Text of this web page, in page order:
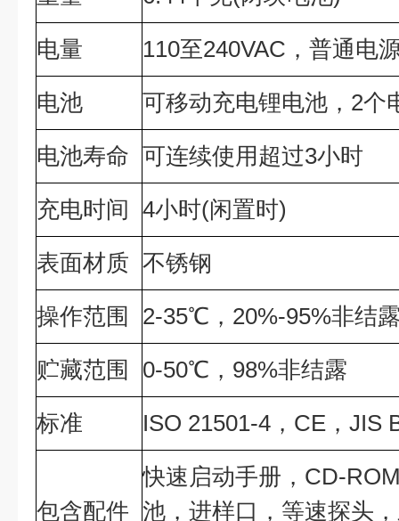
电量
110至240VAC，普通电
电池
可移动充电锂电池，2个
电池寿命 可连续使用超过3小时
充电时间 4小时(闲置时)
表面材质 不锈钢
操作范围
2-35℃，20%-95%非结
贮藏范围
0-50℃，98%非结露
标准
ISO 21501-4，CE，JIS
包含配件
快速启动手册，CD-
池，进样口，等速探头